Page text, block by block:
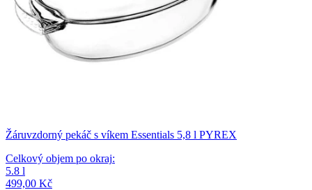
Žáruvzdorný pekáč s víkem Essentials 5,8 l PYREX
Celkový objem po okraj:
5.8 l
499,00 Kč